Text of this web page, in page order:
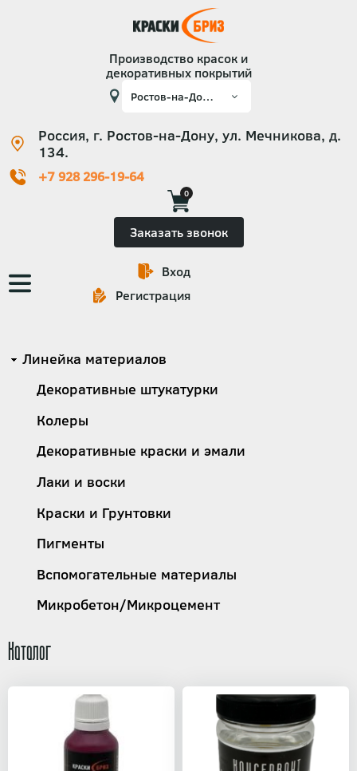
Производство красок и
декоративных покрытий
Россия, г. Ростов-на-Дону, ул. Мечникова, д.
134.
+7 928 296-19-64
0
Заказать звонок
Основная
навигация
Вход
Регистрация
Каталог
Категории
Линейка материалов
Декоративные штукатурки
Колеры
Декоративные краски и эмали
Лаки и воски
Краски и Грунтовки
Пигменты
Вспомогательные материалы
Микробетон/Микроцемент